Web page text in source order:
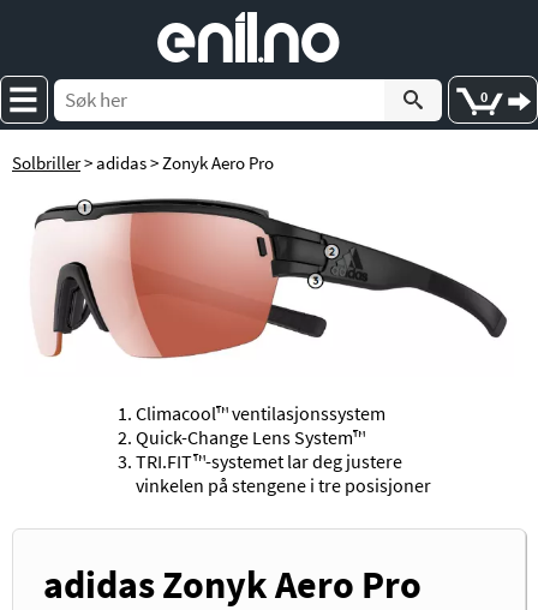
enil no
0
Solbriller> adidas > Zonyk Aero Pro
Climacool™ ventilasjonssystem
Quick-Change Lens System™
TRI.FIT™-systemet lar deg justere
vinkelen på stengene i tre posisjoner
adidas Zonyk Aero Pro